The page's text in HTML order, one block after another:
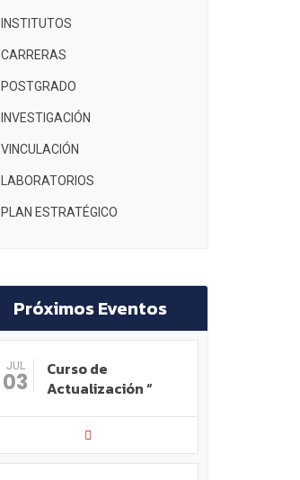
INSTITUTOS
CARRERAS
POSTGRADO
INVESTIGACIÓN
VINCULACIÓN
LABORATORIOS
PLAN ESTRATÉGICO
Próximos Eventos
JUL
03
Curso de
Actualización “